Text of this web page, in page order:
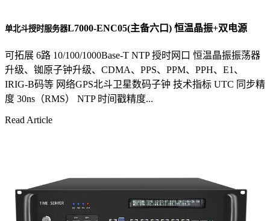
单北斗授时服务器L7000-ENC05(主备六口) 恒温晶振+双电源
可拓展 6路 10/100/1000Base-T NTP 授时网口 恒温晶振振荡器
升级、铷原子钟升级、CDMA、PPS、PPM、PPH、E1、
IRIG-B码等 网络GPS北斗卫星数码子钟 技术指标 UTC 同步精
度 30ns（RMS） NTP 时间戳精度...
Read Article